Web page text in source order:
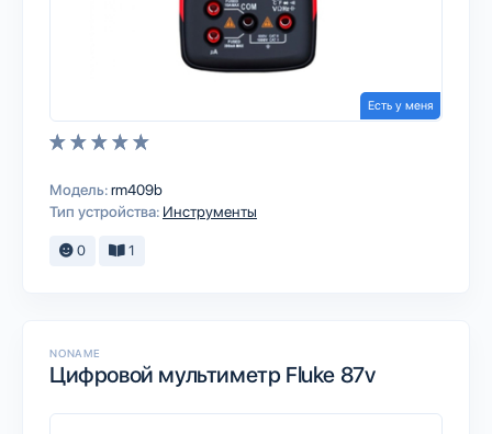
Есть у меня
Модель:rm409b
Тип устройства: Инструменты
0 1
NONAME
Цифровой мультиметр Fluke 87v